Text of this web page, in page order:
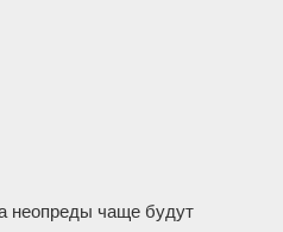
неопреды чаще будут